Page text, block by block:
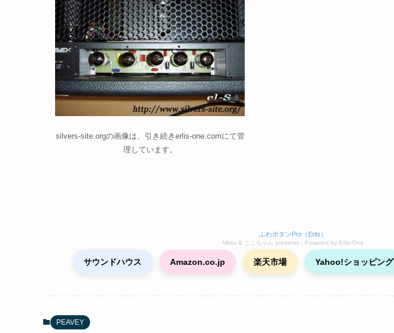
silvers-site.orgの画像は、引き続きerlis-one.comにて管
理しています。
ふわボタンPro（Erlis）
Mitsu & ここちゃん presents - Powered by Erlis‑One
サウンドハウス Amazon.co.jp 楽天市場 Yahoo!ショッピング
PEAVEY